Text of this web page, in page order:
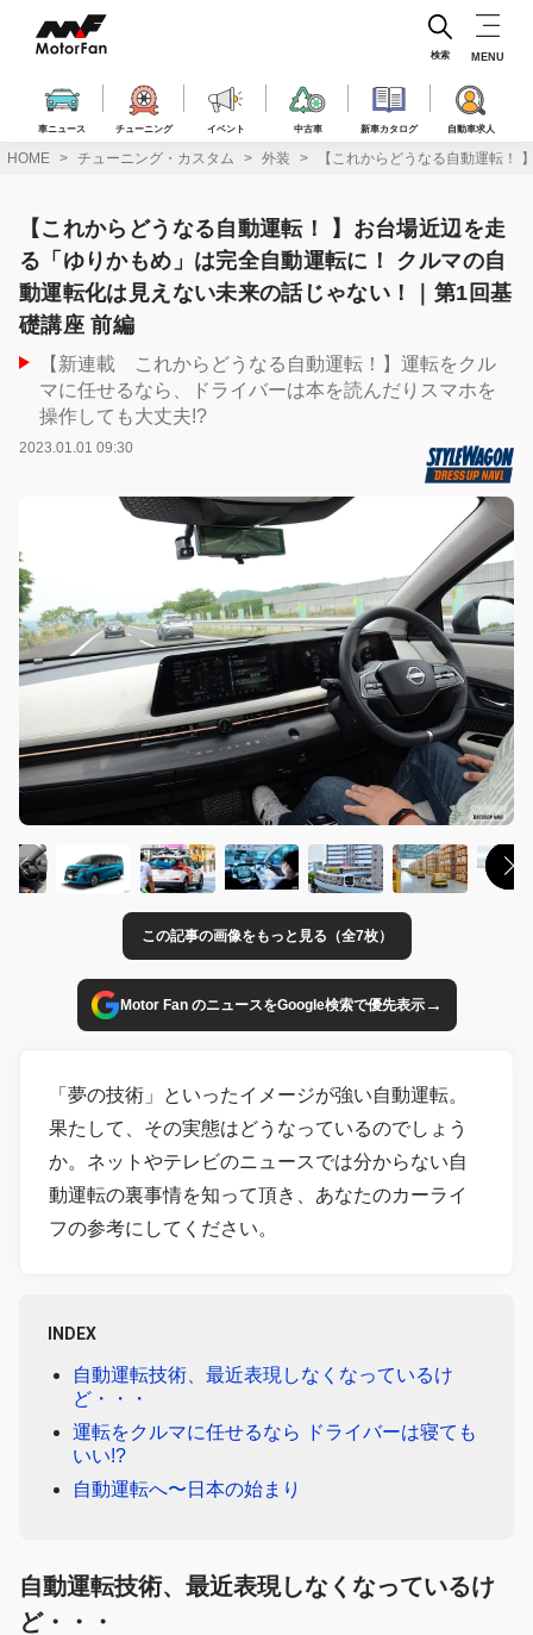
ス
車ニュース チューニング イベント 中古車 新車カタログ 自動車求人
検索 MENU
HOME チューニング・カスタム 外装 【これからどうなる自動運転！
【これからどうなる自動運転！ 】お台場近辺を走
る「ゆりかもめ」は完全自動運転に！ クルマの自
動運転化は見えない未来の話じゃない！｜第1回基
礎講座 前編
【新連載 これからどうなる自動運転！】運転をクル
マに任せるなら、ドライバーは本を読んだりスマホを
操作しても大丈夫!?
2023.01.01 09:30
この記事の画像をもっと見る（全7枚）
Motor Fan のニュースをGoogle検索で優先表示→
「夢の技術」といったイメージが強い自動運転。
果たして、その実態はどうなっているのでしょう
か。ネットやテレビのニュースでは分からない自
動運転の裏事情を知って頂き、あなたのカーライ
フの参考にしてください。
INDEX
自動運転技術、最近表現しなくなっているけ
ど・・・
運転をクルマに任せるなら ドライバーは寝ても
いい!?
自動運転へ〜日本の始まり
自動運転技術、最近表現しなくなっているけ
ど・・・